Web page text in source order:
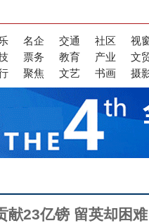
名企 交通 社区 视
票务 教育 产业 文
聚焦 文艺 书画 摄
献23亿镑 留英却困难